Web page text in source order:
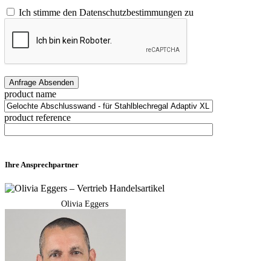
Ich stimme den Datenschutzbestimmungen zu
product name
product reference
Ihre Ansprechpartner
Olivia Eggers